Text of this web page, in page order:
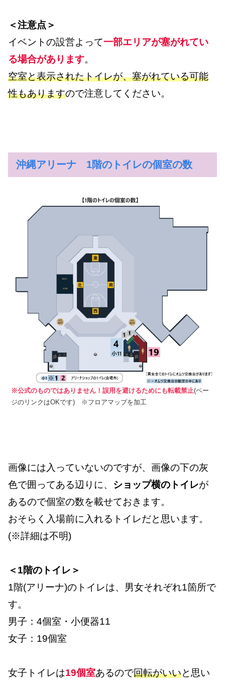
＜注意点＞
イベントの設営よって一部エリアが塞がれてい
る場合があります。
空室と表示されたトイレが、塞がれている可能
性もありますので注意してください。
沖縄アリーナ 1階のトイレの個室の数
※公式のものではありません！誤用を避けるためにも転載禁止(ペー
ジのリンクはOKです) ※フロアマップを加工
画像には入っていないのですが、画像の下の灰
色で囲ってある辺りに、 ショップ横のトイレが
あるので個室の数を載せておきます。
おそらく入場前に入れるトイレだと思います。
(※詳細は不明)
＜1階のトイレ＞
1階(アリーナ)のトイレは、男女それぞれ1箇所で
す。
男子：4個室・小便器11
女子：19個室
女子トイレは19個室あるので回転がいいと思い